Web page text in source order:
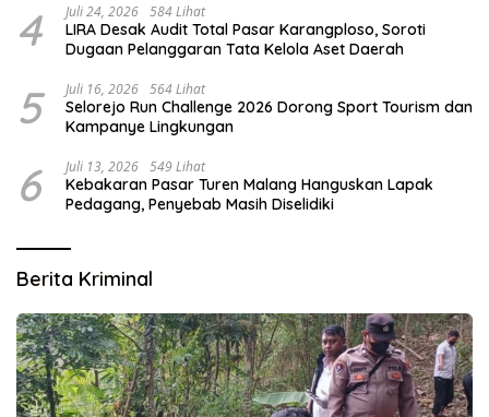
4 Juli 24, 2026 584 Lihat
LIRA Desak Audit Total Pasar Karangploso, Soroti
Dugaan Pelanggaran Tata Kelola Aset Daerah
5 Juli 16, 2026 564 Lihat
Selorejo Run Challenge 2026 Dorong Sport Tourism dan
Kampanye Lingkungan
6 Juli 13, 2026 549 Lihat
Kebakaran Pasar Turen Malang Hanguskan Lapak
Pedagang, Penyebab Masih Diselidiki
Berita Kriminal